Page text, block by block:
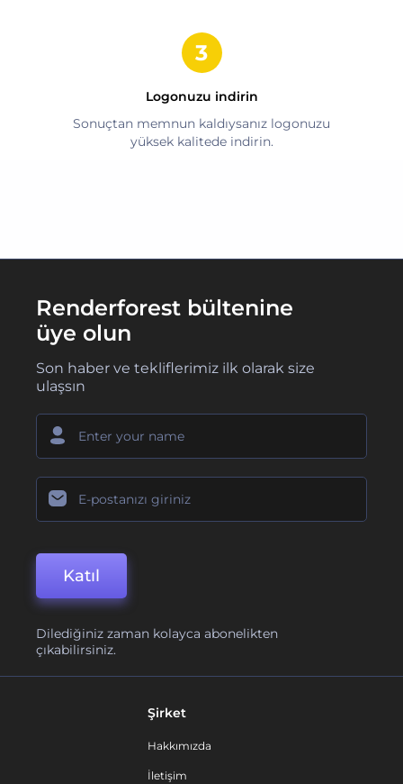
Logonuzu indirin
Sonuçtan memnun kaldıysanız logonuzu
yüksek kalitede indirin.
Renderforest bültenine
üye olun
Son haber ve tekliflerimiz ilk olarak size
ulaşsın
Katıl
Dilediğiniz zaman kolayca abonelikten
çıkabilirsiniz.
Şirket
Hakkımızda
İletişim